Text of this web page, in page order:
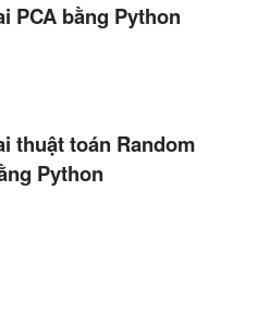
PCA bằng Python
thuật toán Random
Python